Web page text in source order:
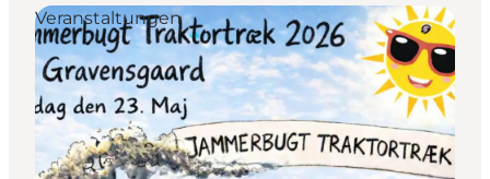
Veranstaltungen